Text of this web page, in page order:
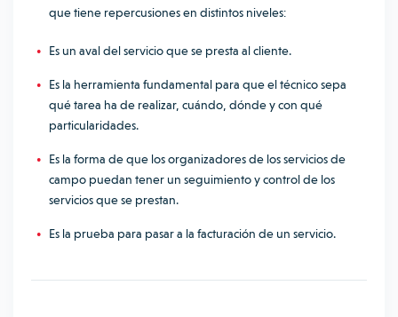
que tiene repercusiones en distintos niveles:
Es un aval del servicio que se presta al cliente.
Es la herramienta fundamental para que el técnico sepa
qué tarea ha de realizar, cuándo, dónde y con qué
particularidades.
Es la forma de que los organizadores de los servicios de
campo puedan tener un seguimiento y control de los
servicios que se prestan.
Es la prueba para pasar a la facturación de un servicio.